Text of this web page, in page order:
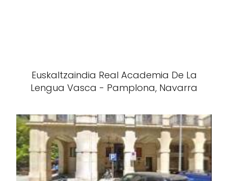
Euskaltzaindia Real Academia De La
Lengua Vasca - Pamplona, Navarra